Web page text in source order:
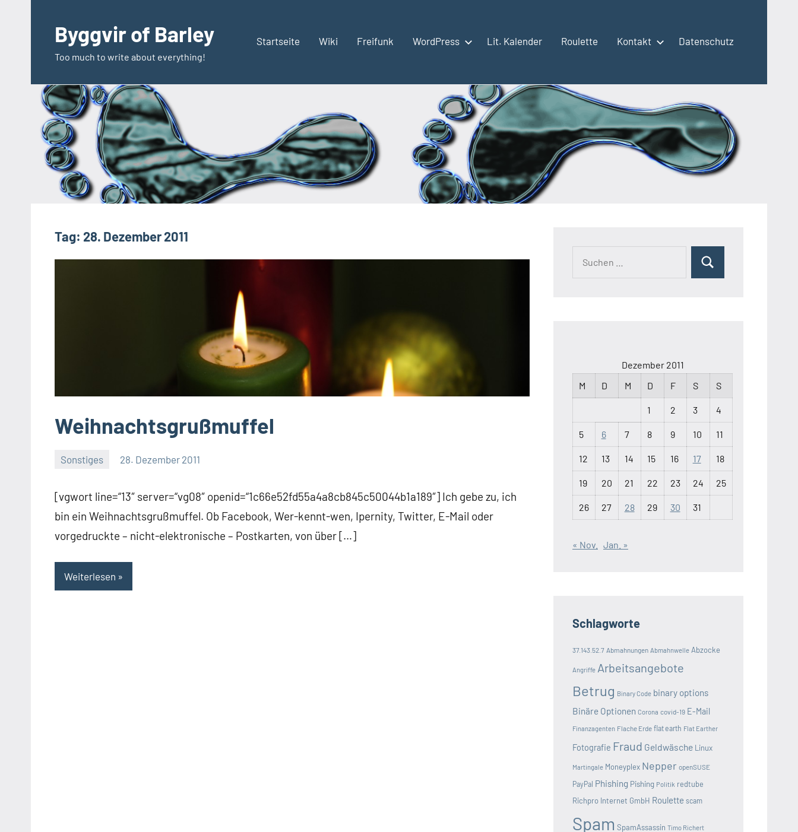
springenByggvir of Barley
Too much to write about everything!
Startseite Wiki Freifunk WordPress Lit. Kalender Roulette Kontakt Datenschutz
Tag: 28. Dezember 2011
Weihnachtsgrußmuffel
Sonstiges 28. Dezember 2011
[vgwort line=“13″ server=“vg08″ openid=“1c66e52fd55a4a8cb845c50044b1a189″] Ich gebe zu, ich
bin ein Weihnachtsgrußmuffel. Ob Facebook, Wer-kennt-wen, Ipernity, Twitter, E-Mail oder
vorgedruckte – nicht-elektronische – Postkarten, von über […]
Weiterlesen
Suchen
Dezember 2011
M
D M D F S S
1 2 3 4
5 6 7 8 9 10 11
12 13 14 15 16 17 18
19 20 21 22 23 24 25
26 27 28 29 30 31
« Nov. Jan. »
Schlagworte
37.143.52.7 Abmahnungen Abmahnwelle Abzocke
Angriffe Arbeitsangebote
Betrug Binary Code binary options
Binäre Optionen Corona covid-19 E-Mail
Finanzagenten Flache Erde flat earth Flat Earther
Fotografie Fraud Geldwäsche Linux
Martingale Moneyplex Nepper openSUSE
PayPal Phishing Pishing Politik redtube
Richpro Internet GmbH Roulette scam
Spam SpamAssassin Timo Richert